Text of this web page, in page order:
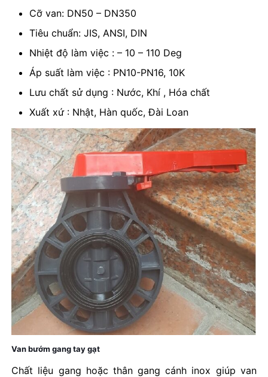
Cỡ van: DN50 – DN350
Tiêu chuẩn: JIS, ANSI, DIN
Nhiệt độ làm việc : – 10 – 110 Deg
Áp suất làm việc : PN10-PN16, 10K
Lưu chất sử dụng : Nước, Khí , Hóa chất
Xuất xứ : Nhật, Hàn quốc, Đài Loan
Van bướm gang tay gạt
Chất liệu gang hoặc thân gang cánh inox giúp van